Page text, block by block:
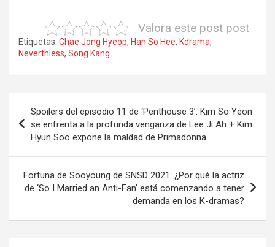
Valora este post post
Etiquetas: Chae Jong Hyeop, Han So Hee, Kdrama,
Neverthless, Song Kang
de
entradas
Spoilers del episodio 11 de ‘Penthouse 3’: Kim So Yeon
se enfrenta a la profunda venganza de Lee Ji Ah + Kim
Hyun Soo expone la maldad de Primadonna
Fortuna de Sooyoung de SNSD 2021: ¿Por qué la actriz
de ‘So I Married an Anti-Fan’ está comenzando a tener
demanda en los K-dramas?